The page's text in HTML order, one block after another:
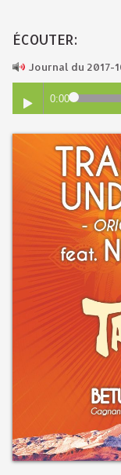
ÉCOUTER:
Journal du 2017-
0:00